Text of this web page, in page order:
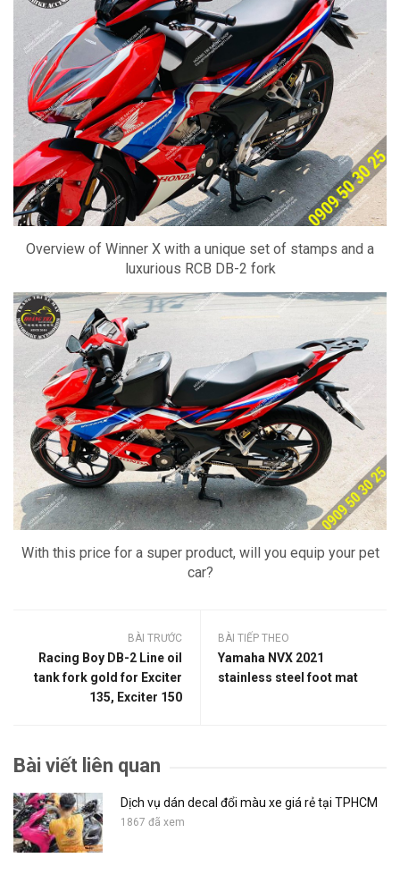
Overview of Winner X with a unique set of stamps and a
luxurious RCB DB-2 fork
With this price for a super product, will you equip your pet
car?
BÀI TRƯỚC
Racing Boy DB-2 Line oil
tank fork gold for Exciter
135, Exciter 150
BÀI TIẾP THEO
Yamaha NVX 2021
stainless steel foot mat
Bài viết liên quan
Dịch vụ dán decal đổi màu xe giá rẻ tại TPHCM
1867 đã xem